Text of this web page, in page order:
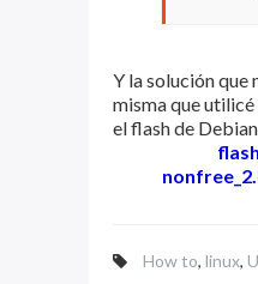
Y la solución que
misma que
el flash de
How to, linux,